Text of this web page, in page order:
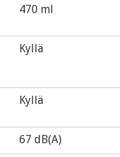
470 ml
Kyllä
Kyllä
67 dB(A)